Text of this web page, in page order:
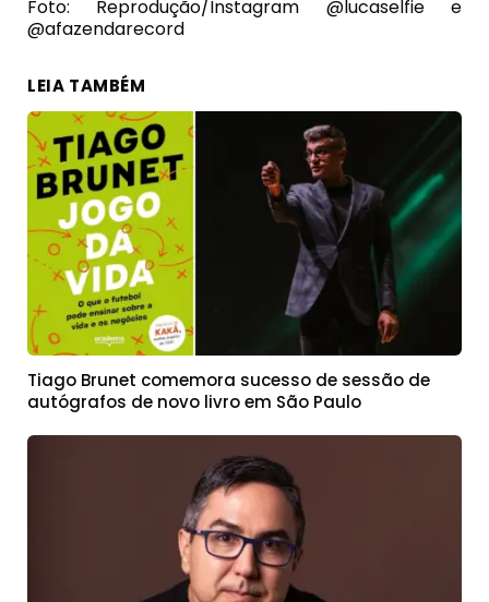
Foto: Reprodução/Instagram @lucaselfie e
@afazendarecord
LEIA TAMBÉM
Tiago Brunet comemora sucesso de sessão de
autógrafos de novo livro em São Paulo